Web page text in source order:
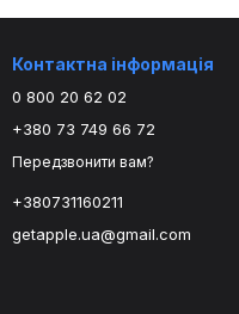
Контактна інформація
0 800 20 62 02
+380 73 749 66 72
Передзвонити вам?
+380731160211
getapple.ua@gmail.com